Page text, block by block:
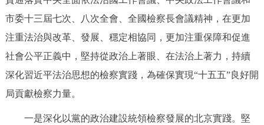
市委十三屆七次、八次全會、全國檢察長會議精神，在更加
注重法治與改革、發展、穩定相協同，更加注重保障和促進
社會公平正義中，堅持從政治上著眼、在法治上著力，持續
深化習近平法治思想的檢察實踐，為確保實現“十五五”良好開
局貢獻檢察力量。
一是深化以黨的政治建設統領檢察發展的北京實踐。堅